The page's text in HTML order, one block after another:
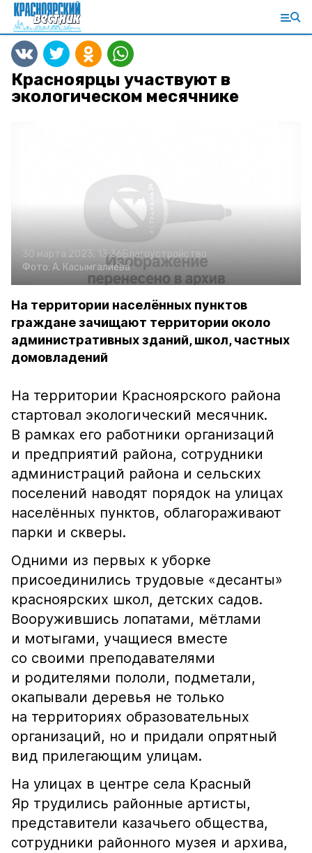
Красноярцы участвуют в
экологическом месячнике
30 марта 2023, 13:36Благоустройство
Фото: А. Касымгалиева
На территории населённых пунктов
граждане зачищают территории около
административных зданий, школ, частных
домовладений
На территории Красноярского района
стартовал экологический месячник.
В рамках его работники организаций
и предприятий района, сотрудники
администраций района и сельских
поселений наводят порядок на улицах
населённых пунктов, облагораживают
парки и скверы.
Одними из первых к уборке
присоединились трудовые «десанты»
красноярских школ, детских садов.
Вооружившись лопатами, мётлами
и мотыгами, учащиеся вместе
со своими преподавателями
и родителями пололи, подметали,
окапывали деревья не только
на территориях образовательных
организаций, но и придали опрятный
вид прилегающим улицам.
На улицах в центре села Красный
Яр трудились районные артисты,
представители казачьего общества,
сотрудники районного музея и архива,